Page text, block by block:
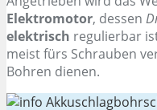
Elektromotor, dessen
elektrisch regulierbar
meist fürs Schrauben
Bohren dienen.